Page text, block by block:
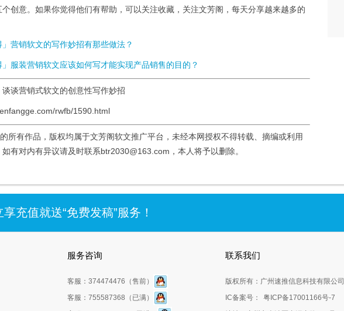
个创意。如果你觉得他们有帮助，可以关注收藏，关注文芳阁，每天分享越来越多的
」营销软文的写作妙招有那些做法？
」服装营销软文应该如何写才能实现产品销售的目的？
谈谈营销式软文的创意性写作妙招
rwfb/1590.html
所有作品，版权均属于文芳阁软文推广平台，未经本网授权不得转载、摘编或利用
有对内有异议请及时联系btr2030@163.com，本人将予以删除。
充值就送“免费发稿”服务！
服务咨询
客服：374474476（售前）
客服：755587368（已满）
联系我们
版权所有：广州速推信息科技有限公司
IC备案号：
粤ICP备17001166号-7